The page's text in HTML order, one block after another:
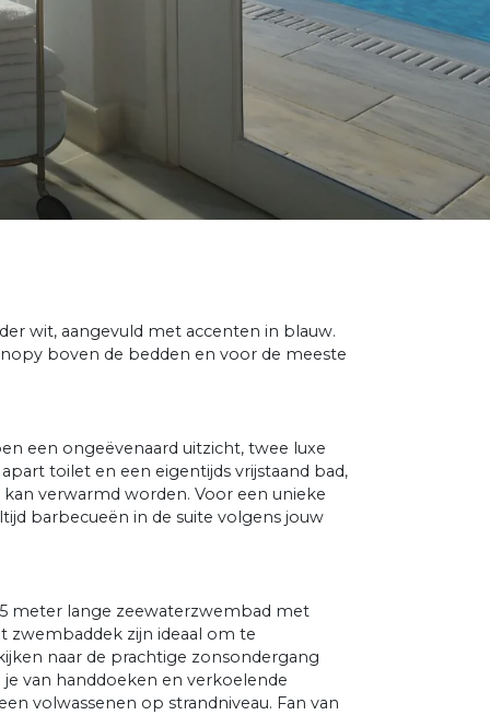
wit, aangevuld met accenten in blauw.
boven de bedden en voor de meeste
een ongeëvenaard uitzicht, twee luxe
toilet en een eigentijds vrijstaand bad,
verwarmd worden. Voor een unieke
barbecueën in de suite volgens jouw
meter lange zeewaterzwembad met
zwembaddek zijn ideaal om te
naar de prachtige zonsondergang
van handdoeken en verkoelende
volwassenen op strandniveau. Fan van